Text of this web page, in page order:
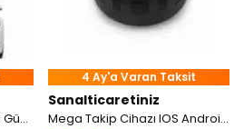
Katlanabilir Araç Ön Cam Güneşliği
4 Ay'a Varan Taksit
Sanalticaretiniz
Mega Takip Cihazı IOS Android Uyumlu